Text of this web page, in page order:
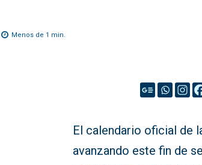
Menos de 1 min.
El calendario oficial de
avanzando este fin de